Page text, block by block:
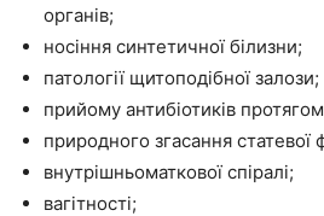
органів;
носіння синтетичної білизни;
патології щитоподібної залози;
прийому антибіотиків
природного згасання статевої
внутрішньоматкової спіралі;
вагітності;